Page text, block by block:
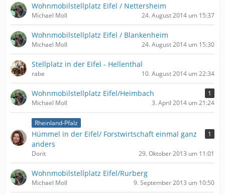
Wohnmobilstellplatz Eifel / Nettersheim
Michael Moll 24. August 2014 um 15:37
Wohnmobilstellplatz Eifel / Blankenheim
Michael Moll 24. August 2014 um 15:30
Stellplatz in der Eifel - Hellenthal
rabe 10. August 2014 um 22:34
Wohnmobilstellplatz Eifel/Heimbach
1
Michael Moll
3. April 2014 um 21:24
Rheinland-Pfalz
Hümmel in der Eifel/ Forstwirtschaft einmal ganz
anders
1
Dorit 29. Oktober 2013 um 11:01
Wohnmobilstellplatz Eifel/Rurberg
Michael Moll 9. September 2013 um 10:50